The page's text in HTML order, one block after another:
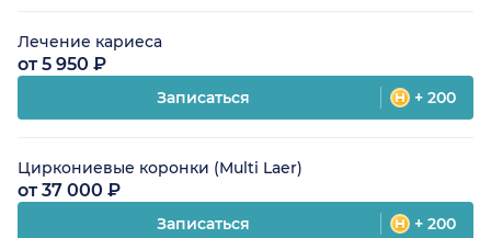
Лечение кариеса
от 5 950 ₽
Записаться + 200
Циркониевые коронки (Multi Laer)
от 37 000 ₽
Записаться + 200